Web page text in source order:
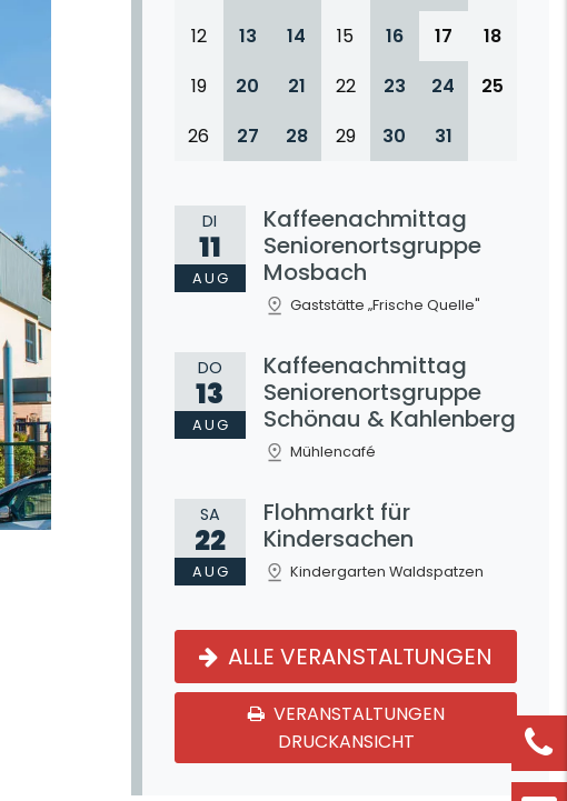
12
13 14 15 16 17
18
19
20 21 22 23 24
25
26
27 28 29 30 31
DI
11
AUG
Kaffeenachmittag
Seniorenortsgruppe
Mosbach
Gaststätte „Frische Quelle"
DO
13
AUG
Kaffeenachmittag
Seniorenortsgruppe
Schönau & Kahlenberg
Mühlencafé
SA
22
AUG
Flohmarkt für
Kindersachen
Kindergarten Waldspatzen
ALLE VERANSTALTUNGEN
VERANSTALTUNGEN
DRUCKANSICHT